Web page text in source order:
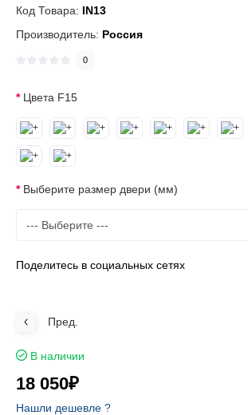
Код Товара: IN13
Производитель: Россия
0
Цвета F15
Выберите размер двери (мм)
Поделитесь в социальных сетях
Пред.
В наличии
18 050₽
Нашли дешевле ?